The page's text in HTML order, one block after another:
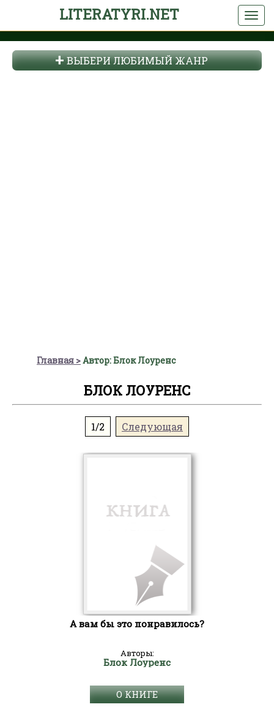
LITERATYRI.NET
ВЫБЕРИ ЛЮБИМЫЙ ЖАНР
Главная Автор: Блок Лоуренс
БЛОК ЛОУРЕНС
1/2 Следующая
А вам бы это понравилось?
Авторы:
Блок Лоуренс
О КНИГЕ